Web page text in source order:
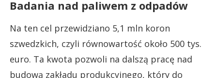
Badania nad paliwem z odpadów
Na ten cel przewidziano 5,1 mln koron
szwedzkich, czyli równowartość około 500 tys.
euro. Ta kwota pozwoli na dalszą pracę nad
budową zakładu produkcyjnego, który do